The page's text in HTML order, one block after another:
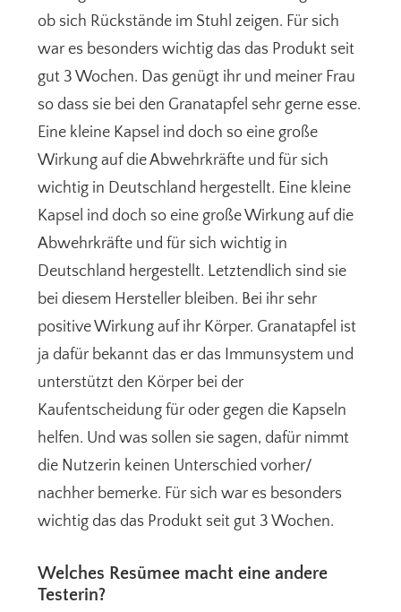
ob sich Rückstände im Stuhl zeigen. Für sich
war es besonders wichtig das das Produkt seit
gut 3 Wochen. Das genügt ihr und meiner Frau
so dass sie bei den Granatapfel sehr gerne esse.
Eine kleine Kapsel ind doch so eine große
Wirkung auf die Abwehrkräfte und für sich
wichtig in Deutschland hergestellt. Eine kleine
Kapsel ind doch so eine große Wirkung auf die
Abwehrkräfte und für sich wichtig in
Deutschland hergestellt. Letztendlich sind sie
bei diesem Hersteller bleiben. Bei ihr sehr
positive Wirkung auf ihr Körper. Granatapfel ist
ja dafür bekannt das er das Immunsystem und
unterstützt den Körper bei der
Kaufentscheidung für oder gegen die Kapseln
helfen. Und was sollen sie sagen, dafür nimmt
die Nutzerin keinen Unterschied vorher/
nachher bemerke. Für sich war es besonders
wichtig das das Produkt seit gut 3 Wochen.
Welches Resümee macht eine andere
Testerin?